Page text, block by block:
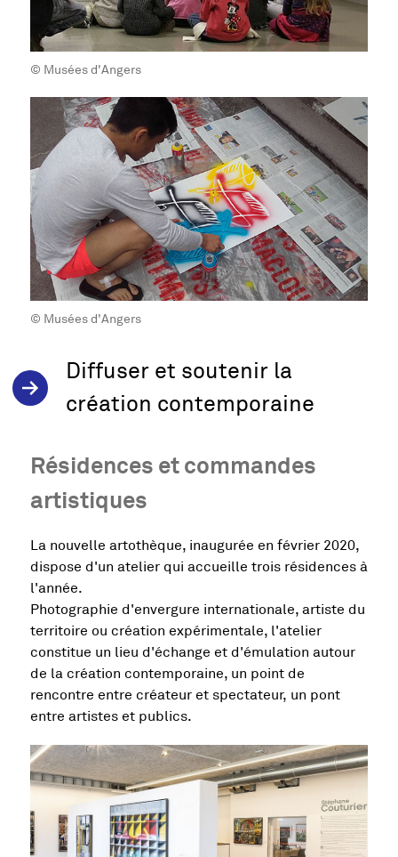
© Musées d'Angers
© Musées d'Angers
Diffuser et soutenir la
création contemporaine
Résidences et commandes
artistiques
La nouvelle artothèque, inaugurée en février 2020,
dispose d'un atelier qui accueille trois résidences à
l'année.
Photographie d'envergure internationale, artiste du
territoire ou création expérimentale, l'atelier
constitue un lieu d'échange et d'émulation autour
de la création contemporaine, un point de
rencontre entre créateur et spectateur, un pont
entre artistes et publics.